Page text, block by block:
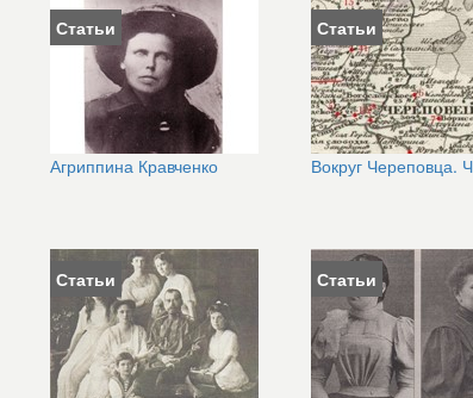
Статьи
Агриппина Кравченко
Статьи
Вокруг Череповца.
Статьи Статьи